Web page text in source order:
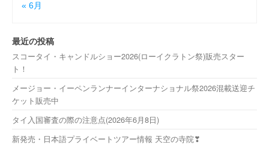
« 6月
最近の投稿
スコータイ・キャンドルショー2026(ローイクラトン祭)販売スター
ト！
メージョー・イーペンランナーインターナショナル祭2026混載送迎チ
ケット販売中
タイ入国審査の際の注意点(2026年6月8日)
新発売・日本語プライベートツアー情報 天空の寺院❣